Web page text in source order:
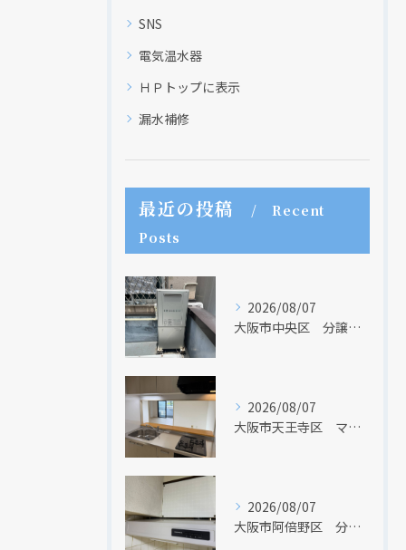
SNS
電気温水器
ＨＰトップに表示
漏水補修
最近の投稿
Recent
Posts
2026/08/07
大阪市中央区 分譲マンションの給湯器取替リフォーム工事 UV除菌機能搭載給湯器
2026/08/07
大阪市天王寺区 マンションのキッチン取替及び内装リフォーム工事 クリナップ
2026/08/07
大阪市阿倍野区 分譲マンションのレンジフード取替リフォーム工事 タカラスタンダード
現在、新聞に入っている折込チラシです。
クリックでチラシのページにジャンプします
現在、新聞に入っている折込チラシです。
クリックでチラシのページにジャンプします